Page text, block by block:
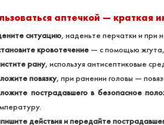
аптечкой — краткая
ситуацию, наденьте перчатки и при
кровотечение — с помощью
рану, используя антисептиковые
повязку, при ранении головы —
пострадавшего в безопасное
действия и передайте